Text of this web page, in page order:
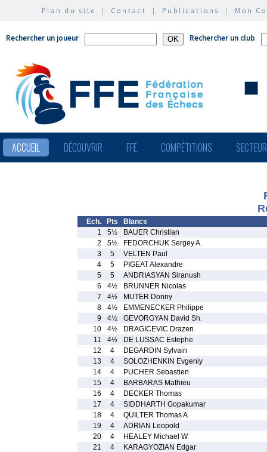
Plan du site | Contact | Publications | Mon
Rechercher un joueur Rechercher un club
ACCUEIL DÉCOUVRIR FFE COMPÉTITIONS
Ech. Pts
Blancs
1
5½
BAUER Christian
2
5½
FEDORCHUK Sergey A.
3
5
VELTEN Paul
4
5
PIGEAT Alexandre
5
5
ANDRIASYAN Siranush
6
4½
BRUNNER Nicolas
7
4½
MUTER Donny
8
4½
EMMENECKER Philippe
9
4½
GEVORGYAN David Sh.
10
4½
DRAGICEVIC Drazen
11
4½
DE LUSSAC Estephe
12
4
DEGARDIN Sylvain
13
4
SOLOZHENKIN Evgeniy
14
4
PUCHER Sebastien
15
4
BARBARAS Mathieu
16
4
DECKER Thomas
17
4
SIDDHARTH Gopakumar
18
4
QUILTER Thomas A
19
4
ADRIAN Leopold
20
4
HEALEY Michael W
21
4
KARAGYOZIAN Edgar